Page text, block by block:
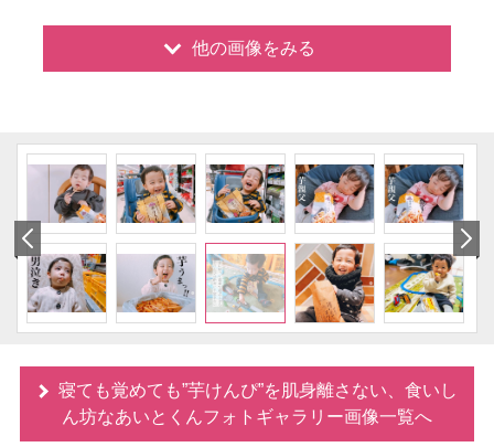
他の画像をみる
寝ても覚めても”芋けんぴ”を肌身離さない、食いし
ん坊なあいとくんフォトギャラリー画像一覧へ